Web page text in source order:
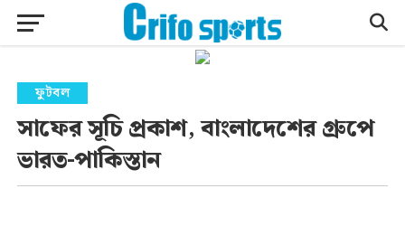
ফুটবল
সাফের সূচি প্রকাশ, বাংলাদেশের গ্রুপে
ভারত-পাকিস্তান